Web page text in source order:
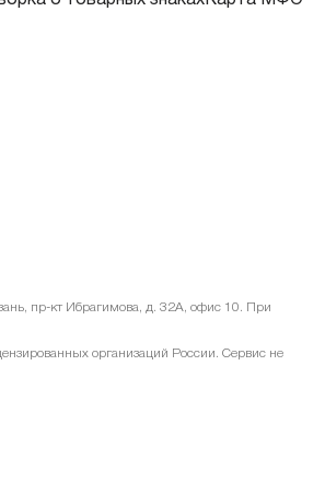
пр-кт Ибрагимова, д. 32А, офис 10. При
организаций России. Сервис не